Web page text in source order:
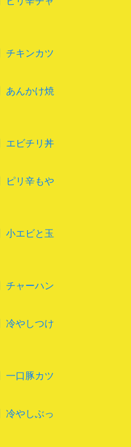
チキンカツ
あんかけ焼
エビチリ丼
ピリ辛もや
小エビと玉
チャーハン
冷やしつけ
一口豚カツ
冷やしぶっ